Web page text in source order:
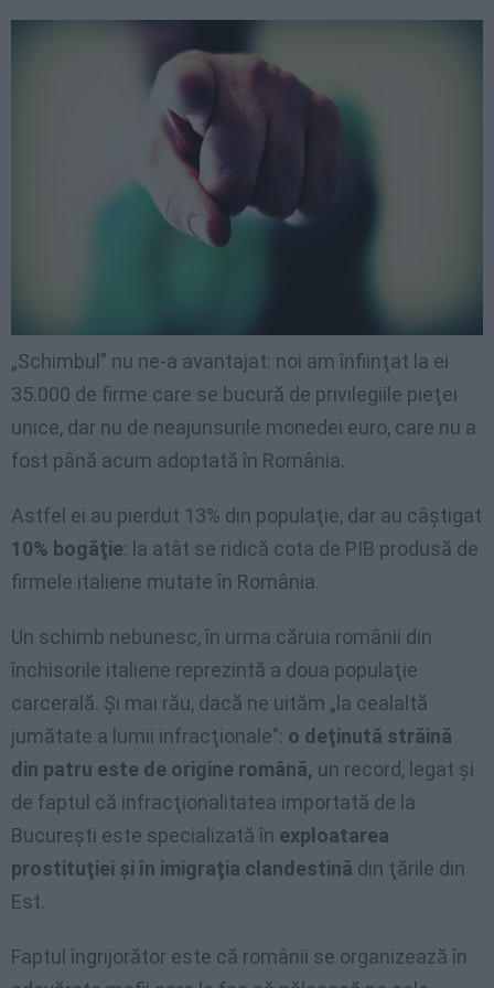
„Schimbul” nu ne-a avantajat: noi am înfiinţat la ei
35.000 de firme care se bucură de privilegiile pieţei
unice, dar nu de neajunsurile monedei euro, care nu a
fost până acum adoptată în România.
Astfel ei au pierdut 13% din populaţie, dar au câştigat
10% bogăţie: la atât se ridică cota de PIB produsă de
firmele italiene mutate în România.
Un schimb nebunesc, în urma căruia românii din
închisorile italiene reprezintă a doua populaţie
carcerală. Şi mai rău, dacă ne uităm „la cealaltă
jumătate a lumii infracţionale”: o deţinută străină
din patru este de origine română, un record, legat şi
de faptul că infracţionalitatea importată de la
Bucureşti este specializată în exploatarea
prostituţiei şi în imigraţia clandestină din ţările din
Est.
Faptul îngrijorător este că românii se organizează în